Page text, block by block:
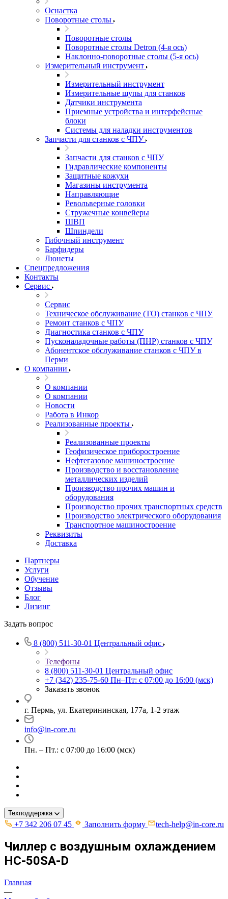
Оснастка
Поворотные столы
Поворотные столы
Поворотные столы Detron (4-я ось)
Наклонно-поворотные столы (5-я ось)
Измерительный инструмент
Измерительный инструмент
Измерительные щупы для станков
Датчики инструмента
Приемные устройства и интерфейсные
блоки
Системы для наладки инструментов
Запчасти для станков с ЧПУ
Запчасти для станков с ЧПУ
Гидравлические компоненты
Защитные кожухи
Магазины инструмента
Направляющие
Револьверные головки
Стружечные конвейеры
ШВП
Шпиндели
Гибочный инструмент
Барфидеры
Люнеты
Спецпредложения
Контакты
Сервис
Сервис
Техническое обслуживание (ТО) станков с ЧПУ
Ремонт станков с ЧПУ
Диагностика станков с ЧПУ
Пусконаладочные работы (ПНР) станков с ЧПУ
Абонентское обслуживание станков с ЧПУ в
Перми
О компании
О компании
О компании
Новости
Работа в Инкор
Реализованные проекты
Реализованные проекты
Геофизическое приборостроение
Нефтегазовое машиностроение
Производство и восстановление
металлических изделий
Производство прочих машин и
оборудования
Производство прочих транспортных средств
Производство электрического оборудования
Транспортное машиностроение
Реквизиты
Доставка
Партнеры
Услуги
Обучение
Отзывы
Блог
Лизинг
Задать вопрос
8 (800) 511-30-01 Центральный офис
Телефоны
8 (800) 511-30-01 Центральный офис
+7 (342) 235-75-60 Пн–Пт: с 07:00 до 16:00 (мск)
Заказать звонок
г. Пермь, ул. ​Екатерининская, 177а, ​1-2 этаж
info@in-core.ru
Пн. – Пт.: с 07:00 до 16:00 (мск)
Техподдержка
+7 342 206 07 45 Заполнить форму tech-help@in-core.ru
Чиллер с воздушным охлаждением
HC-50SA-D
Главная
—